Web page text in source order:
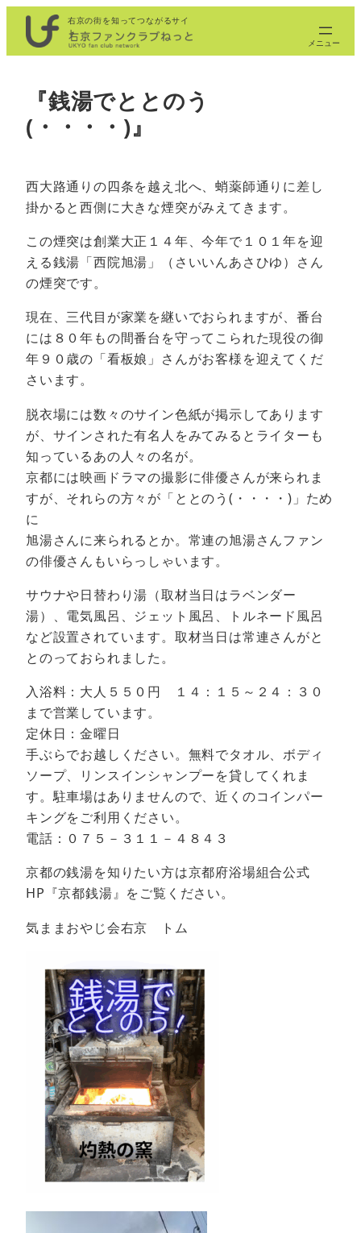
を
右京の街を知ってつながるサイ
ト
『銭湯でととのう
(・・・・)』
西大路通りの四条を越え北へ、蛸薬師通りに差し
掛かると西側に大きな煙突がみえてきます。
この煙突は創業大正１４年、今年で１０１年を迎
える銭湯「西院旭湯」（さいいんあさひゆ）さん
の煙突です。
現在、三代目が家業を継いでおられますが、番台
には８０年もの間番台を守ってこられた現役の御
年９０歳の「看板娘」さんがお客様を迎えてくだ
さいます。
脱衣場には数々のサイン色紙が掲示してあります
が、サインされた有名人をみてみるとライターも
知っているあの人々の名が。
京都には映画ドラマの撮影に俳優さんが来られま
すが、それらの方々が「ととのう(・・・・)」ため
に
旭湯さんに来られるとか。常連の旭湯さんファン
の俳優さんもいらっしゃいます。
サウナや日替わり湯（取材当日はラベンダー
湯）、電気風呂、ジェット風呂、トルネード風呂
など設置されています。取材当日は常連さんがと
とのっておられました。
入浴料：大人５５０円 １４：１５～２４：３０
まで営業しています。
定休日：金曜日
手ぶらでお越しください。無料でタオル、ボディ
ソープ、リンスインシャンプーを貸してくれま
す。駐車場はありませんので、近くのコインパー
キングをご利用ください。
電話：０７５－３１１－４８４３
京都の銭湯を知りたい方は京都府浴場組合公式
HP『京都銭湯』をご覧ください。
気ままおやじ会右京 トム